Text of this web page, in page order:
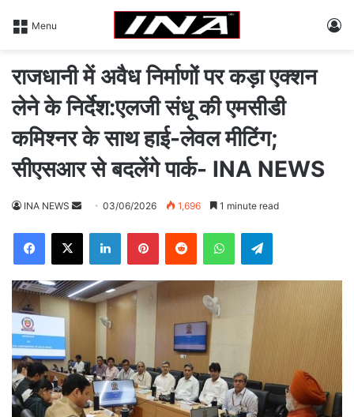
Menu
राजधानी में अवैध निर्माणों पर कड़ा एक्शन
लेने के निर्देश:एलजी संधू की एमसीडी
कमिश्नर के साथ हाई-लेवल मीटिंग;
सीएसआर से बदलेंगे पार्क- INA NEWS
INA NEWS
d
a
n
a
i
l
03/06/2026 1,696 1 minute read